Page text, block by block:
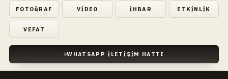
FOTOĞRAF VIDEO İHBAR ETKINLIK
VEFAT
WHATSAPP İLETIŞIM HATTI